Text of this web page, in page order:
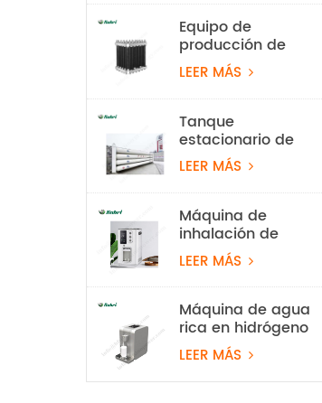
Equipo de
producción de
hidrógeno con
electrolizador de
agua PEM de 10
Nm³/h y 50 kW
LEER MÁS
Tanque
estacionario de
almacenamiento
de hidrógeno de 20
Mpa
LEER MÁS
Máquina de
inhalación de
hidrógeno al 99,99
% Rubri de 1800
ml/min
LEER MÁS
Máquina de agua
rica en hidrógeno
PEM
LEER MÁS